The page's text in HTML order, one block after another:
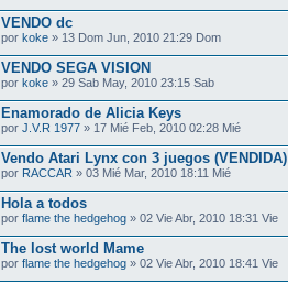
VENDO dc
por koke » 13 Dom Jun, 2010 21:29 Dom
VENDO SEGA VISION
por koke » 29 Sab May, 2010 23:15 Sab
Enamorado de Alicia Keys
por J.V.R 1977 » 17 Mié Feb, 2010 02:28 Mié
Vendo Atari Lynx con 3 juegos (VENDIDA)
por RACCAR » 03 Mié Mar, 2010 18:11 Mié
Hola a todos
por flame the hedgehog » 02 Vie Abr, 2010 18:31 Vie
The lost world Mame
por flame the hedgehog » 02 Vie Abr, 2010 18:41 Vie